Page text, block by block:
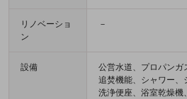
リノベーショ
ン
－
設備
公営水道、プロパンガ
追焚機能、シャワー、
洗浄便座、浴室乾燥機